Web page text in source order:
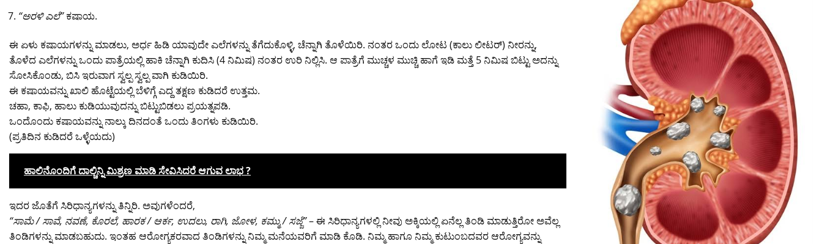
“ಅರಳಿ ಎಲೆ”ಕಷಾಯ.
ಈ ಏಳು ಕಷಾಯಗಳನ್ನು ಮಾಡಲು, ಅರ್ಧ ಹಿಡಿ ಯಾವುದೇ ಎಲೆಗಳನ್ನು ತೆಗೆದುಕೊಳ್ಳಿ, ಚೆನ್ನಾಗಿ ತೊಳೆಯಿರಿ. ನಂತರ ಒಂದು ಲೋಟ (ಕಾಲು ಲೀಟರ್) ನೀರನ್ನು,
ತೊಳೆದ ಎಲೆಗಳನ್ನು ಒಂದು ಪಾತ್ರೆಯಲ್ಲಿ ಹಾಕಿ ಚೆನ್ನಾಗಿ ಕುದಿಸಿ (4 ನಿಮಿಷ) ನಂತರ ಉರಿ ನಿಲ್ಲಿಸಿ. ಆ ಪಾತ್ರೆಗೆ ಮುಚ್ಚಳ ಮುಚ್ಚಿ ಹಾಗೆ ಇಡಿ ಮತ್ತೆ 5 ನಿಮಿಷ ಬಿಟ್ಟು ಅದನ್ನು
ಸೋಸಿಕೊಂಡು, ಬಿಸಿ ಇರುವಾಗ ಸ್ವಲ್ಪ ಸ್ವಲ್ಪ ವಾಗಿ ಕುಡಿಯಿರಿ.
ಈ ಕಷಾಯವನ್ನು ಖಾಲಿ ಹೊಟ್ಟೆಯಲ್ಲಿ ಬೆಳಿಗ್ಗೆ ಎದ್ದ ತಕ್ಷಣ ಕುಡಿದರೆ ಉತ್ತಮ.
ಚಹಾ, ಕಾಫಿ, ಹಾಲು ಕುಡಿಯುವುದನ್ನು ಬಿಟ್ಟುಬಿಡಲು ಪ್ರಯತ್ನಪಡಿ.
ಒಂದೊಂದು ಕಷಾಯವನ್ನು ನಾಲ್ಕು ದಿನದಂತೆ ಒಂದು ತಿಂಗಳು ಕುಡಿಯಿರಿ.
(ಪ್ರತಿದಿನ ಕುಡಿದರೆ ಒಳ್ಳೆಯದು)
ಹಾಲಿನೊಂದಿಗೆ ದಾಲ್ಚಿನ್ನಿ ಮಿಶ್ರಣ ಮಾಡಿ ಸೇವಿಸಿದರೆ ಆಗುವ ಲಾಭ ?
ಇದರ ಜೊತೆಗೆ ಸಿರಿಧಾನ್ಯಗಳನ್ನು ತಿನ್ನಿರಿ. ಅವುಗಳೆಂದರೆ,
“ಸಾಮೆ / ಸಾವೆ, ನವಣೆ, ಕೊರಲೆ, ಹಾರಕ / ಆರ್ಕ, ಉದಲು, ರಾಗಿ, ಜೋಳ, ಕಮ್ಮು / ಸಜ್ಜೆ”– ಈ ಸಿರಿಧಾನ್ಯಗಳಲ್ಲಿ ನೀವು ಅಕ್ಕಿಯಲ್ಲಿ ಏನೆಲ್ಲ ತಿಂಡಿ ಮಾಡುತ್ತಿರೋ ಅವೆಲ್ಲ
ತಿಂಡಿಗಳನ್ನು ಮಾಡಬಹುದು. ಇಂತಹ ಆರೋಗ್ಯಕರವಾದ ತಿಂಡಿಗಳನ್ನು ನಿಮ್ಮ ಮನೆಯವರಿಗೆ ಮಾಡಿ ಕೊಡಿ. ನಿಮ್ಮ ಹಾಗೂ ನಿಮ್ಮ ಕುಟುಂಬದವರ ಆರೋಗ್ಯವನ್ನು